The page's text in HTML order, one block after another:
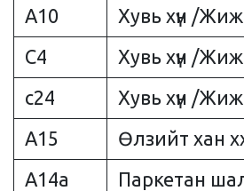
A10
Хувь хүн /
C4
Хувь хүн /
c24
Хувь хүн /
A15
Өлзийт хан
A14a
Паркетан